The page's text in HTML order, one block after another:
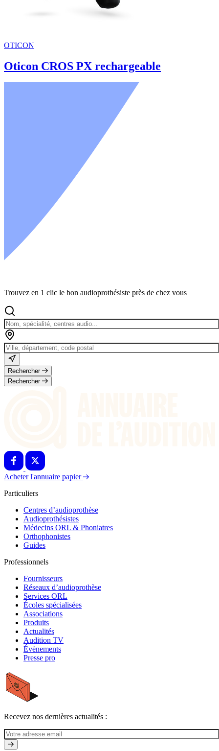
OTICON
Oticon CROS PX rechargeable
Trouvez en 1 clic le bon audioprothésiste près de chez vous
Rechercher
Rechercher
Acheter l'annuaire papier
Particuliers
Centres d’audioprothèse
Audioprothésistes
Médecins ORL & Phoniatres
Orthophonistes
Guides
Professionnels
Fournisseurs
Réseaux d’audioprothèse
Services ORL
Écoles spécialisées
Associations
Produits
Actualités
Audition TV
Évènements
Presse pro
Recevez nos dernières actualités :